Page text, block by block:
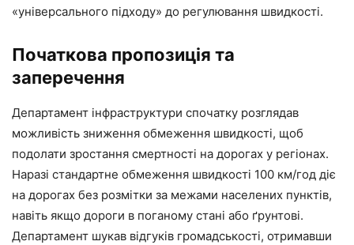
«універсального підходу» до регулювання швидкості.
Початкова пропозиція та
заперечення
Департамент інфраструктури спочатку розглядав
можливість зниження обмеження швидкості, щоб
подолати зростання смертності на дорогах у регіонах.
Наразі стандартне обмеження швидкості 100 км/год діє
на дорогах без розмітки за межами населених пунктів,
навіть якщо дороги в поганому стані або ґрунтові.
Департамент шукав відгуків громадськості, отримавши